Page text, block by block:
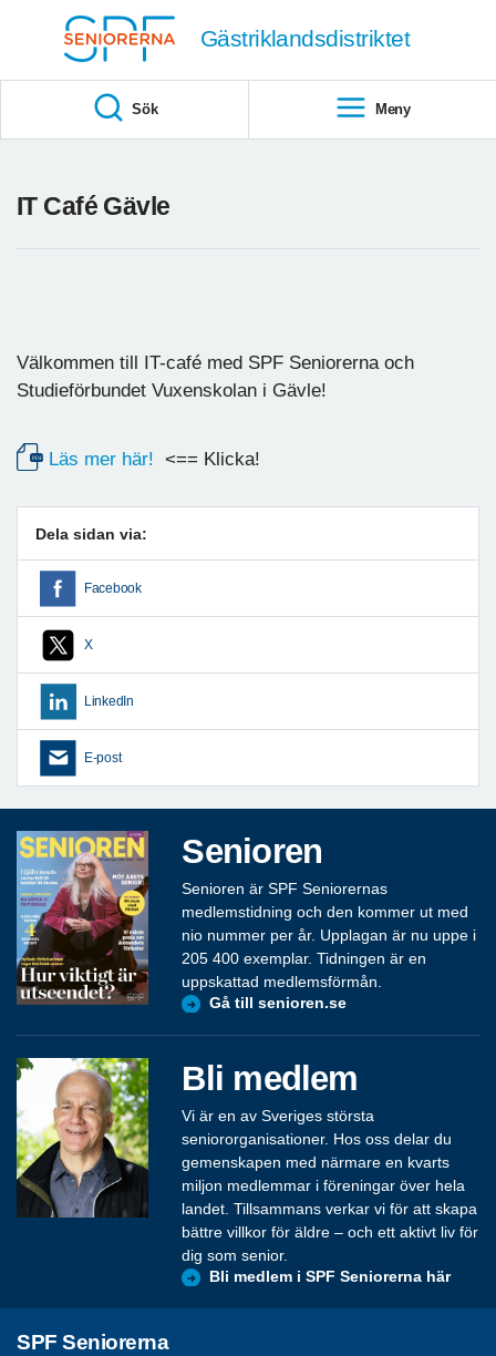
Gästriklandsdistriktet
Sök Meny
IT Café Gävle
Välkommen till IT-café med SPF Seniorerna och
Studieförbundet Vuxenskolan i Gävle!
Läs mer här! <== Klicka!
Dela sidan via:
Facebook
X
LinkedIn
E-post
Senioren
Senioren är SPF Seniorernas
medlemstidning och den kommer ut med
nio nummer per år. Upplagan är nu uppe i
205 400 exemplar. Tidningen är en
uppskattad medlemsförmån.
Gå till senioren.se
Bli medlem
Vi är en av Sveriges största
seniororganisationer. Hos oss delar du
gemenskapen med närmare en kvarts
miljon medlemmar i föreningar över hela
landet. Tillsammans verkar vi för att skapa
bättre villkor för äldre – och ett aktivt liv för
dig som senior.
Bli medlem i SPF Seniorerna här
SPF Seniorerna